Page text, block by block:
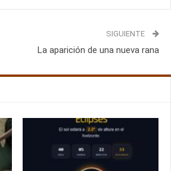
SIGUIENTE
La aparición de una nueva rana